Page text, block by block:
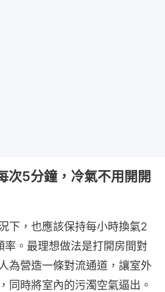
次5分鐘，冷氣不用開開
下，也應該保持每小時換氣2
率。最理想做法是打開房間對
為營造一條對流通道，讓室外
同時將室內的污濁空氣逼出。